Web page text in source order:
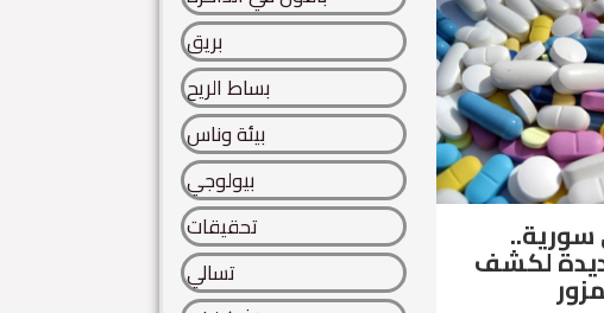
بريق
بساط الريح
بيئة وناس
بيولوجي
تحقيقات
تسالي
سورية..
لكشف
من أساطير سورية.. تنتفض كائنات الحروف.. من هنا.. يتقاطر عطر الخلود..
إلياذة...
Read More